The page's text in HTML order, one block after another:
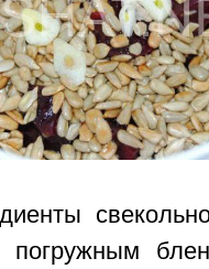
погружным